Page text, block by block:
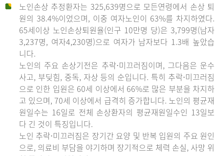
노인손상 추정환자는 325,639명으로 모든연령에서 손상 퇴
원의 38.4%이었으며, 이중 여자노인이 63%를 차지하였다.
65세이상 노인손상퇴원율(인구 10만명 당)은 3,799명(남자
3,237명, 여자4,230명)으로 여자가 남자보다 1.3배 높았습
니다.
노인의 주요 손상기전은 추락⋅미끄러짐이며, 그다음은 운수
사고, 부딪힘, 중독, 자상 등의 순입니다. 특히 추락⋅미끄러짐
으로 인한 입원은 60세 이상에서 66%로 많은 부분을 차지하
고 있으며, 70세 이상에서 급격히 증가합니다. 노인의 평균재
원일수는 16일로 전체 손상환자의 평균재원일수인 13일보
다 긴 것이 특징입니다.
노인 추락⋅미끄러짐은 장기간 요양 및 반복 입원의 주요 원인
으로, 의료비 부담을 야기하며 장기적으로 체력 손실, 사망 위